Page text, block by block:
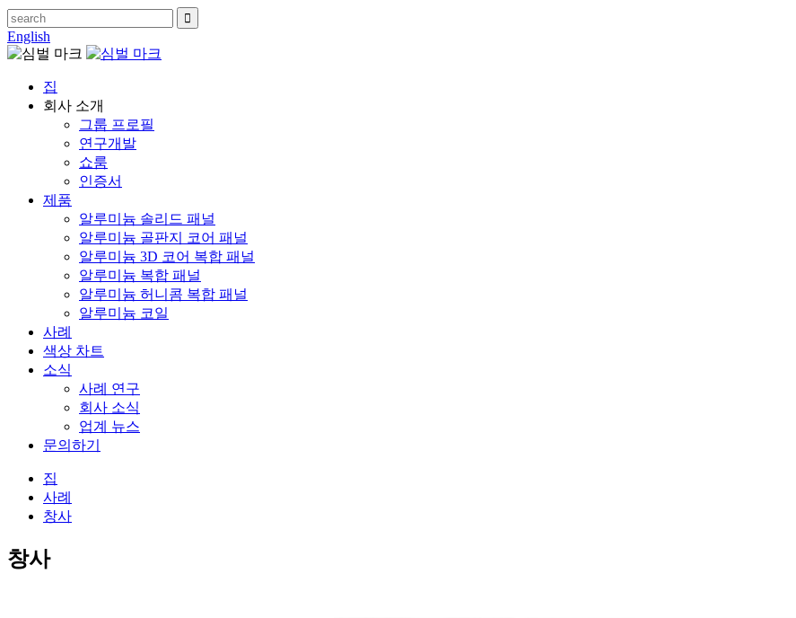
English
집
회사 소개
그룹 프로필
연구개발
쇼룸
인증서
제품
알루미늄 솔리드 패널
알루미늄 골판지 코어 패널
알루미늄 3D 코어 복합 패널
알루미늄 복합 패널
알루미늄 허니콤 복합 패널
알루미늄 코일
사례
색상 차트
소식
사례 연구
회사 소식
업계 뉴스
문의하기
집
사례
창사
창사